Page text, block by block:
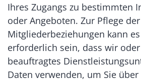
Ihres Zugangs zu bestimmten
oder Angeboten. Zur Pflege
Mitgliederbeziehungen kann
erforderlich sein, dass wir
beauftragtes
Daten verwenden, um Sie